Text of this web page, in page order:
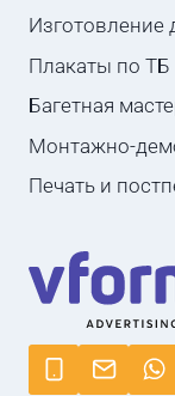
Изготовление
Плакаты по
Багетная
Монтажно-
Печать и